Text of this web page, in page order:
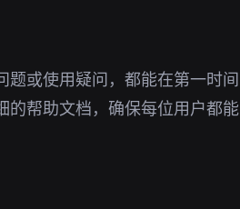
题或使用疑问，都能在第一时间
的帮助文档，确保每位用户都能